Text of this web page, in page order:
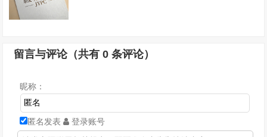
留言与评论（共有0 条评论）
昵称：
匿名发表 登录账号